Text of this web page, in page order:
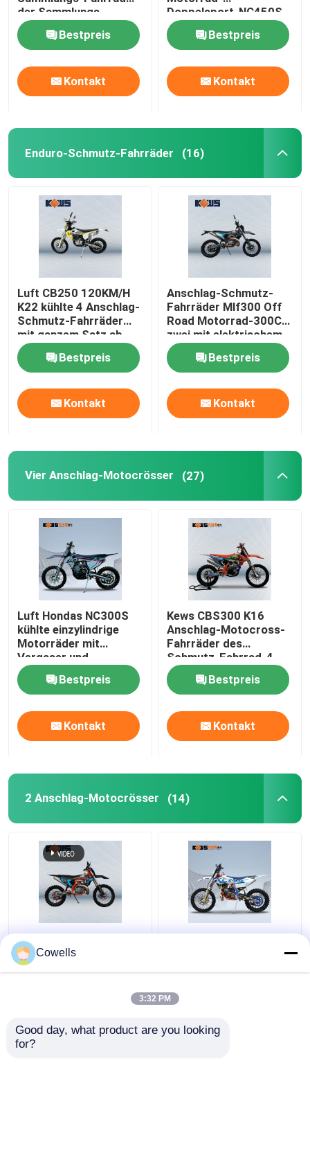
der Sammlungs-
Motorrad-
Bestpreis
Kontakt
Doppelsport-NC450S
450CC
Bestpreis
Kontakt
Enduro-Schmutz-Fahrräder (16)
Luft CB250 120KM/H
K22 kühlte 4 Anschlag-
Schmutz-Fahrräder
mit ganzem Satz ab
Bestpreis
Kontakt
Anschlag-Schmutz-
Fahrräder Mlf300 Off
Road Motorrad-300CC
zwei mit elektrischem
Anfangssystem
Bestpreis
Kontakt
Vier Anschlag-Motocrösser (27)
Luft Hondas NC300S
kühlte einzylindrige
Motorräder mit
Vergaser und
Benzineinspritzung ab
Bestpreis
Kontakt
Kews CBS300 K16
Anschlag-Motocross-
Fahrräder des
Schmutz-Fahrrad-4
mit Scheiben-Bremse
Bestpreis
Kontakt
2 Anschlag-Motocrösser (14)
Einzylindriges
wassergekühltes
Schmutz-Fahrrad 300
Anschlag-Motocross-
233CC
Cowells
3:32 PM
Good day, what product are you looking
for?